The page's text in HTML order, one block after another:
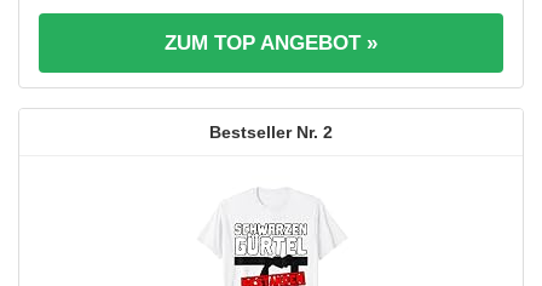
ZUM TOP ANGEBOT »
2